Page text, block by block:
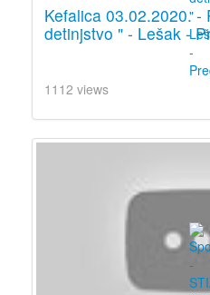
Kefalica 03.02.2020. -
detinjstvo " - Lešak -
1112 views